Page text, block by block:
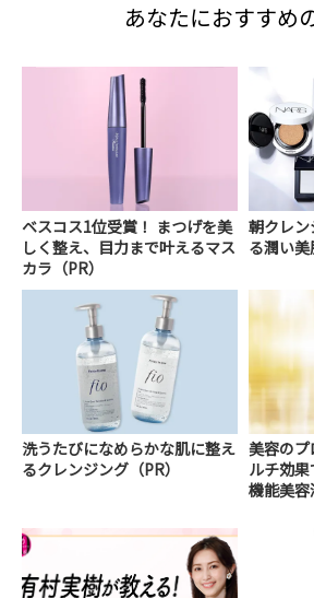
あなたにおすすめ
ベスコス1位受賞！ まつげを美
しく整え、目力まで叶えるマス
カラ（PR）
朝クレ
る潤い美
洗うたびになめらかな肌に整え
るクレンジング（PR）
美容の
ルチ効
機能美容